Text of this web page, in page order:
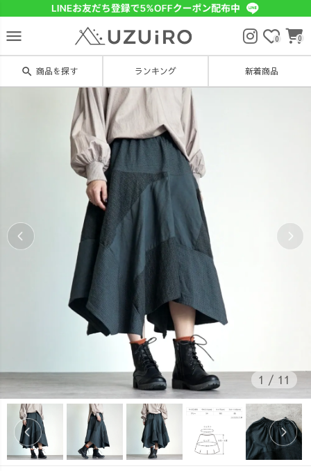
menu 0 0
search 商品を探す ランキング 新着商品
1 / 11